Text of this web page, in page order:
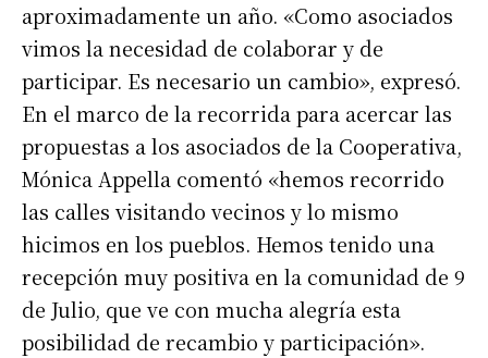
aproximadamente un año. «Como asociados
vimos la necesidad de colaborar y de
participar. Es necesario un cambio», expresó.
En el marco de la recorrida para acercar las
propuestas a los asociados de la Cooperativa,
Mónica Appella comentó «hemos recorrido
las calles visitando vecinos y lo mismo
hicimos en los pueblos. Hemos tenido una
recepción muy positiva en la comunidad de 9
de Julio, que ve con mucha alegría esta
posibilidad de recambio y participación».